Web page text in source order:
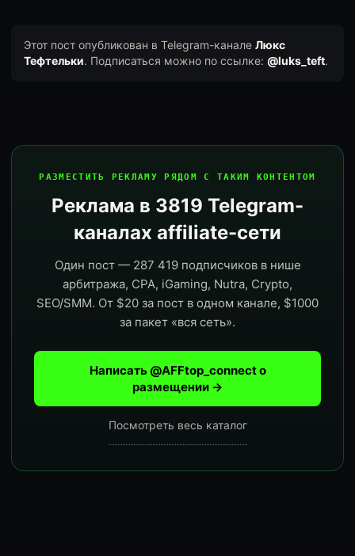
Этот пост опубликован в Telegram-канале Люкс
Тефтельки. Подписаться можно по ссылке: @luks_teft.
РАЗМЕСТИТЬ РЕКЛАМУ РЯДОМ С ТАКИМ КОНТЕНТОМ
Реклама в 3819 Telegram-
каналах affiliate-сети
Один пост — 287 419 подписчиков в нише
арбитража, CPA, iGaming, Nutra, Crypto,
SEO/SMM. От $20 за пост в одном канале, $1000
за пакет «вся сеть».
Написать @AFFtop_connect о
размещении →
Посмотреть весь каталог